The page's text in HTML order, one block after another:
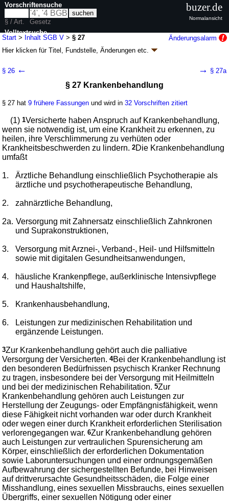
Start > Inhalt SGB V >§ 27
Änderungsalarm
Hier klicken fürTitel, Fundstelle, Änderungen etc.
- Gesetzliche Krankenversicherung - (SGB V)
Artikel 1 G. v. 20.12.1988 BGBl. I S. 2477, 2482; zuletzt geändert durch
Geltung ab 01.01.1989; FNA: 860-5Sozialgesetzbuch
wird in 2003 Vorschriften zitiert
Drittes Kapitel Leistungen der Krankenversicherung
Fünfter Abschnitt Leistungen bei Krankheit
Erster Titel Krankenbehandlung
§ 26 ← → § 27a
§ 27 Krankenbehandlung
§ 27 hat9 frühere Fassungen und wird in32 Vorschriften zitiert
(1)1Versicherte haben Anspruch auf Krankenbehandlung,
wenn sie notwendig ist, um eine Krankheit zu erkennen, zu
heilen, ihre Verschlimmerung zu verhüten oder
Krankheitsbeschwerden zu lindern.2Die Krankenbehandlung
umfaßt
1.
Ärztliche Behandlung einschließlich Psychotherapie als
ärztliche und psychotherapeutische Behandlung,
2. zahnärztliche Behandlung,
2a. Versorgung mit Zahnersatz einschließlich Zahnkronen
und Suprakonstruktionen,
3.
Versorgung mit Arznei-, Verband-, Heil- und Hilfsmitteln
sowie mit digitalen Gesundheitsanwendungen,
4.
häusliche Krankenpflege, außerklinische Intensivpflege
und Haushaltshilfe,
5. Krankenhausbehandlung,
6.
Leistungen zur medizinischen Rehabilitation und
ergänzende Leistungen.
3Zur Krankenbehandlung gehört auch die palliative
Versorgung der Versicherten.4Bei der Krankenbehandlung ist
den besonderen Bedürfnissen psychisch Kranker Rechnung
zu tragen, insbesondere bei der Versorgung mit Heilmitteln
und bei der medizinischen Rehabilitation.5Zur
Krankenbehandlung gehören auch Leistungen zur
Herstellung der Zeugungs- oder Empfängnisfähigkeit, wenn
diese Fähigkeit nicht vorhanden war oder durch Krankheit
oder wegen einer durch Krankheit erforderlichen Sterilisation
verlorengegangen war.6Zur Krankenbehandlung gehören
auch Leistungen zur vertraulichen Spurensicherung am
Körper, einschließlich der erforderlichen Dokumentation
sowie Laboruntersuchungen und einer ordnungsgemäßen
Aufbewahrung der sichergestellten Befunde, bei Hinweisen
auf drittverursachte Gesundheitsschäden, die Folge einer
Misshandlung, eines sexuellen Missbrauchs, eines sexuellen
Übergriffs, einer sexuellen Nötigung oder einer
Vorschriftensuche
§ / Art.
Gesetz
Volltextsuche
nur in SGB V
buzer.de
Normalansicht